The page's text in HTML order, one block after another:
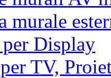
murale
Display
TV,